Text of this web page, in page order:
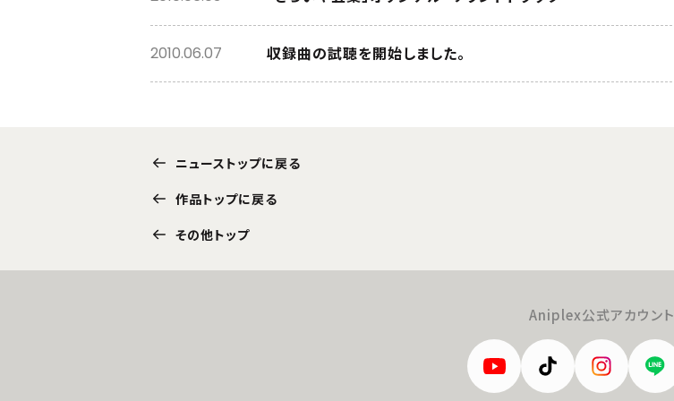
収録曲の試聴を開始しました。
2010.06.07
ニューストップに戻る
作品トップに戻る
その他トップ
Aniplex公式アカウント